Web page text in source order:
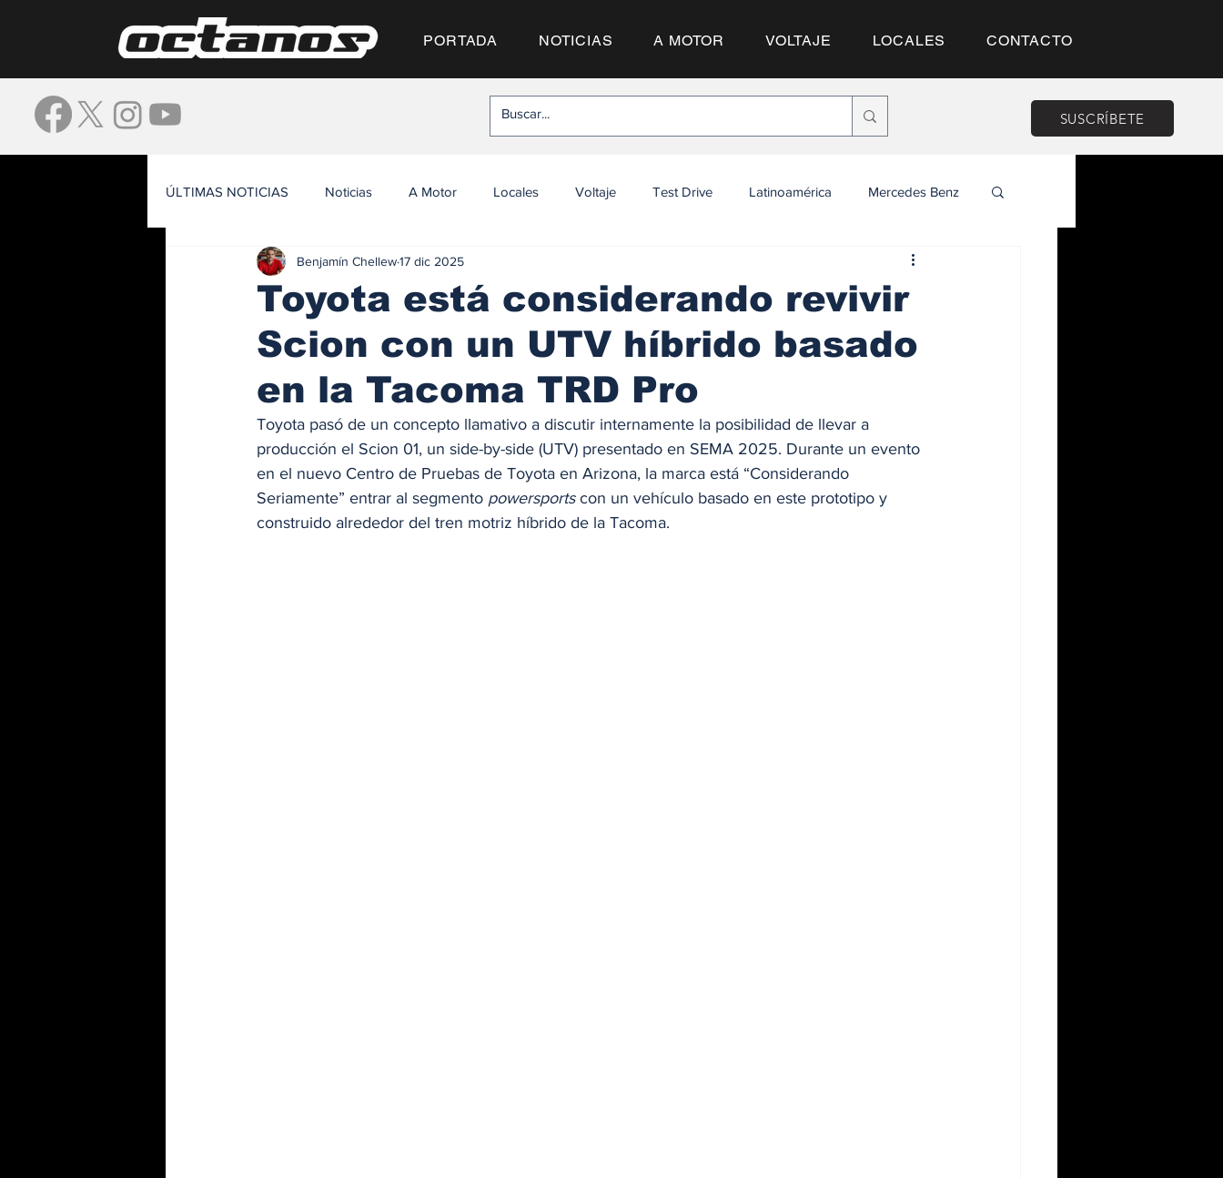
PORTADA NOTICIAS A MOTOR VOLTAJE LOCALES CONTACTO
SUSCRÍBETE
ÚLTIMAS NOTICIAS Noticias A Motor Locales Voltaje Test Drive Latinoamérica Mercedes Benz
Toyota está considerando revivir
Scion con un UTV híbrido basado
en la Tacoma TRD Pro
Benjamín Chellew17 dic 2025
Toyota pasó de un concepto llamativo a discutir internamente la posibilidad de llevar a
producción el Scion 01, un side-by-side (UTV) presentado en SEMA 2025. Durante un evento
en el nuevo Centro de Pruebas de Toyota en Arizona, la marca está “Considerando
Seriamente” entrar al segmento powersports con un vehículo basado en este prototipo y
construido alrededor del tren motriz híbrido de la Tacoma.